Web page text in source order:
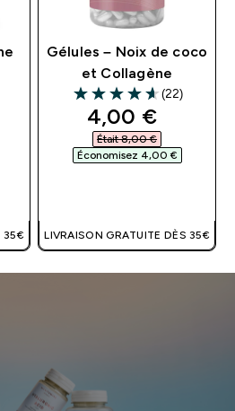
price
35€
Gélules – Noix de coco
et Collagène
4.64 out of 5 stars
(22)
discounted
4,00 €‎
Était 8,00 €‎
Économisez 4,00 €‎
LIVRAISON GRATUITE DÈS 35€